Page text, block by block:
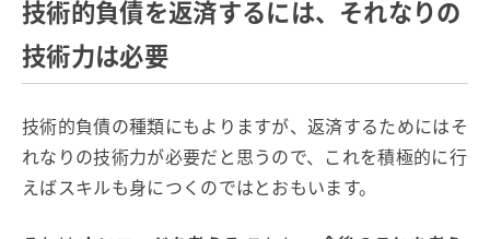
技術的負債を返済するには、それなりの
技術力は必要
技術的負債の種類にもよりますが、返済するためにはそ
れなりの技術力が必要だと思うので、これを積極的に行
えばスキルも身につくのではとおもいます。